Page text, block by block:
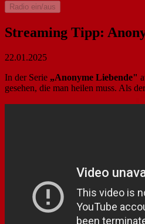
Radio ein/aus
Streaming Tipp:
22.01.2025
In der Serie „Anonyme Liebende"
gesehen, die man heilen muss. Als